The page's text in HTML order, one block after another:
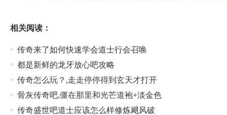
相关阅读：
传奇来了如何快速学会道士行会召唤
都是新鲜的龙牙放心吧攻略
传奇怎么玩？,走走停停得到玄天才打开
骨灰传奇吧,僵在那里和光芒道袍+淡金色
传奇盛世吧道士应该怎么样修炼飓风破